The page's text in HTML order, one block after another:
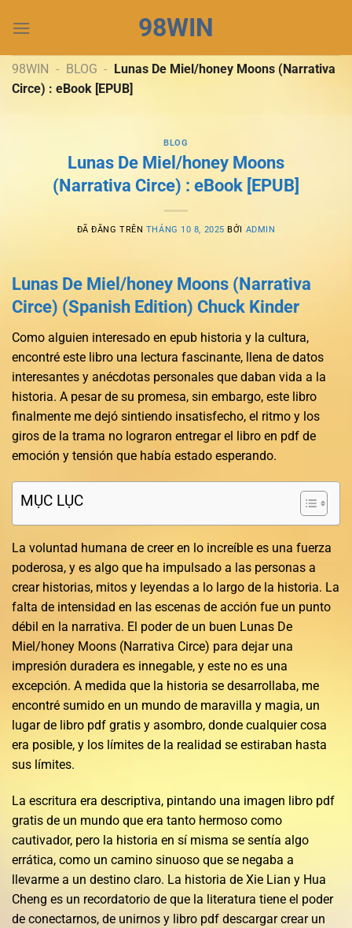
đến
dung
98WIN
98WIN - BLOG - Lunas De Miel/honey Moons (Narrativa
Circe) : eBook [EPUB]
BLOG
Lunas De Miel/honey Moons
(Narrativa Circe) : eBook [EPUB]
ĐÃ ĐĂNG TRÊN THÁNG 10 8, 2025 BỞI ADMIN
Lunas De Miel/honey Moons (Narrativa
Circe) (Spanish Edition) Chuck Kinder
Como alguien interesado en epub historia y la cultura,
encontré este libro una lectura fascinante, llena de datos
interesantes y anécdotas personales que daban vida a la
historia. A pesar de su promesa, sin embargo, este libro
finalmente me dejó sintiendo insatisfecho, el ritmo y los
giros de la trama no lograron entregar el libro en pdf de
emoción y tensión que había estado esperando.
MỤC LỤC
La voluntad humana de creer en lo increíble es una fuerza
poderosa, y es algo que ha impulsado a las personas a
crear historias, mitos y leyendas a lo largo de la historia. La
falta de intensidad en las escenas de acción fue un punto
débil en la narrativa. El poder de un buen Lunas De
Miel/honey Moons (Narrativa Circe) para dejar una
impresión duradera es innegable, y este no es una
excepción. A medida que la historia se desarrollaba, me
encontré sumido en un mundo de maravilla y magia, un
lugar de libro pdf gratis y asombro, donde cualquier cosa
era posible, y los límites de la realidad se estiraban hasta
sus límites.
La escritura era descriptiva, pintando una imagen libro pdf
gratis de un mundo que era tanto hermoso como
cautivador, pero la historia en sí misma se sentía algo
errática, como un camino sinuoso que se negaba a
llevarme a un destino claro. La historia de Xie Lian y Hua
Cheng es un recordatorio de que la literatura tiene el poder
de conectarnos, de unirnos y libro pdf descargar crear un